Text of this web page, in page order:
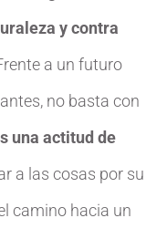
y contra
a un futuro
no basta con
una actitud de
a las cosas por su
camino hacia un